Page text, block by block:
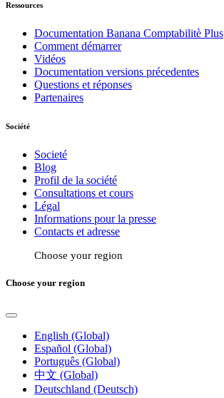
Ressources
Documentation Banana Comptabilitè Plus
Comment démarrer
Vidéos
Documentation versions précedentes
Questions et réponses
Partenaires
Société
Societé
Blog
Profil de la société
Consultations et cours
Légal
Informations pour la presse
Contacts et adresse
Choose your region
Choose your region
English (Global)
Español (Global)
Português (Global)
中文 (Global)
Deutschland (Deutsch)